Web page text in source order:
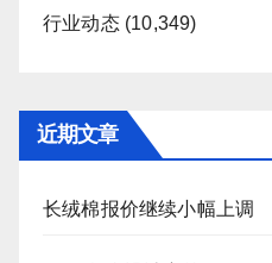
行业动态(10,349)
近期文章
长绒棉报价继续小幅上调